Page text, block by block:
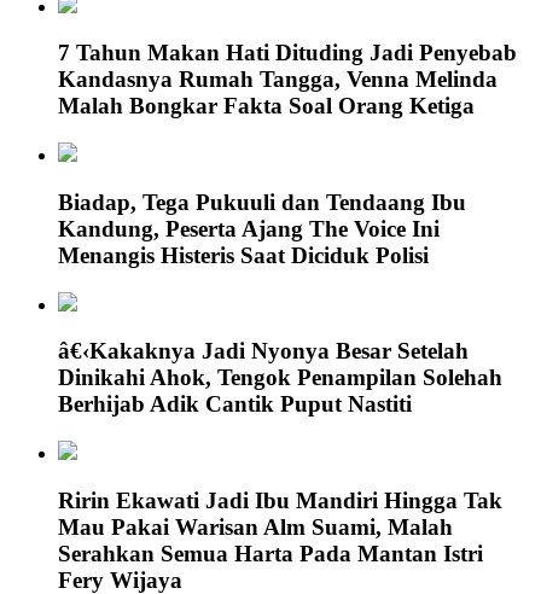
7 Tahun Makan Hati Dituding Jadi Penyebab
Kandasnya Rumah Tangga, Venna Melinda
Malah Bongkar Fakta Soal Orang Ketiga
Biadap, Tega Pukuuli dan Tendaang Ibu
Kandung, Peserta Ajang The Voice Ini
Menangis Histeris Saat Diciduk Polisi
â€‹Kakaknya Jadi Nyonya Besar Setelah
Dinikahi Ahok, Tengok Penampilan Solehah
Berhijab Adik Cantik Puput Nastiti
Ririn Ekawati Jadi Ibu Mandiri Hingga Tak
Mau Pakai Warisan Alm Suami, Malah
Serahkan Semua Harta Pada Mantan Istri
Fery Wijaya